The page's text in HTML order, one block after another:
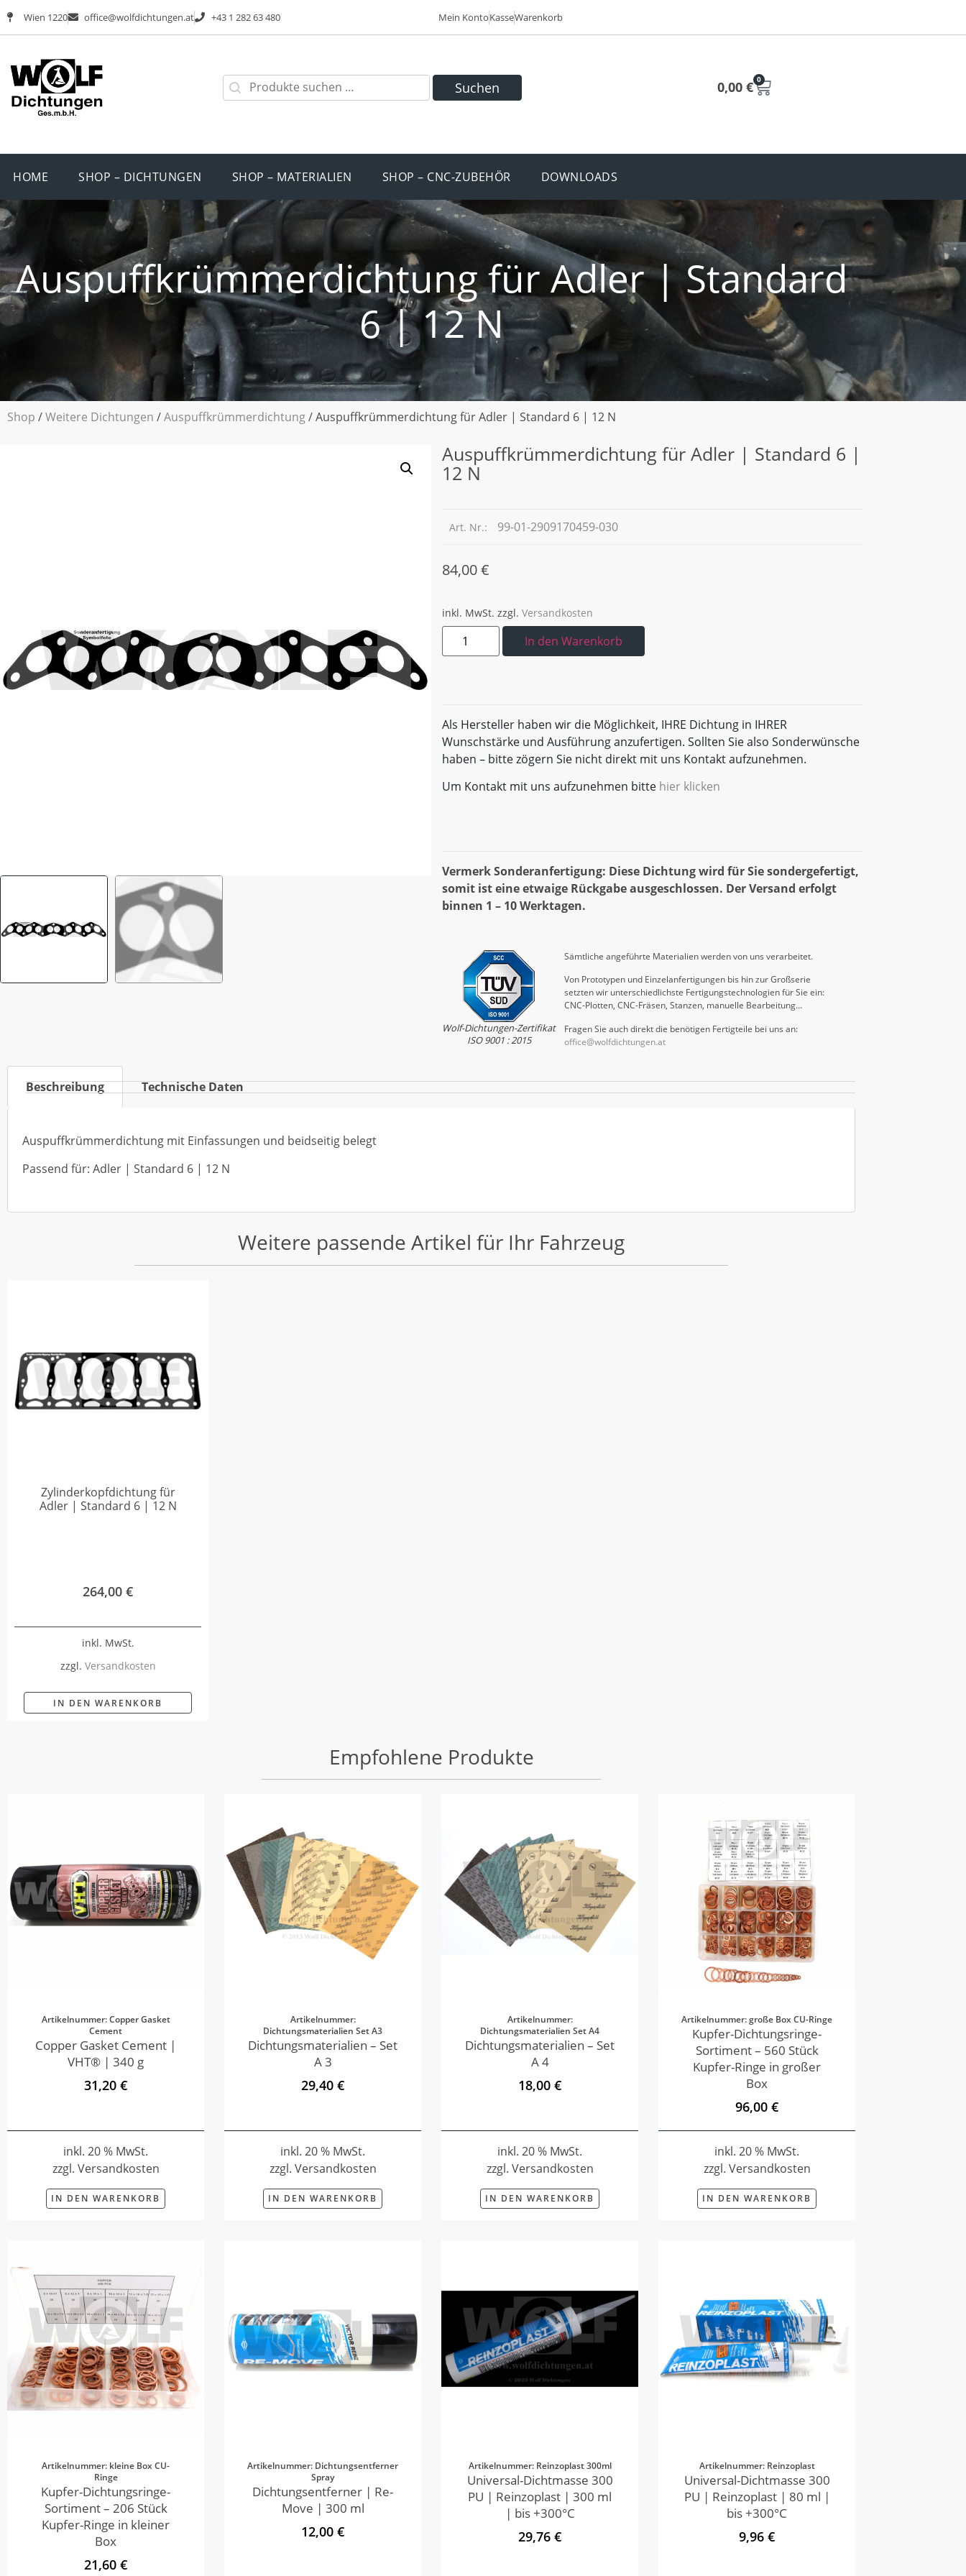
Wien 1220 office@wolfdichtungen.at +43 1 282 63 480 Mein KontoKasseWarenkorb
Suchen 0,00 € 0
HOME SHOP – DICHTUNGEN SHOP – MATERIALIEN SHOP – CNC-ZUBEHÖR DOWNLOADS
Auspuffkrümmerdichtung für Adler | Standard
6 | 12 N
Shop /Weitere Dichtungen /Auspuffkrümmerdichtung/ Auspuffkrümmerdichtung für Adler | Standard 6 | 12 N
Auspuffkrümmerdichtung für Adler | Standard 6 |
12 N
Art. Nr.: 99-01-2909170459-030
84,00€
inkl. MwSt. zzgl. Versandkosten
In den Warenkorb
Als Hersteller haben wir die Möglichkeit, IHRE Dichtung in IHRER
Wunschstärke und Ausführung anzufertigen. Sollten Sie also Sonderwünsche
haben – bitte zögern Sie nicht direkt mit uns Kontakt aufzunehmen.
Um Kontakt mit uns aufzunehmen bitte hier klicken
Vermerk Sonderanfertigung: Diese Dichtung wird für Sie sondergefertigt,
somit ist eine etwaige Rückgabe ausgeschlossen. Der Versand erfolgt
binnen 1 – 10 Werktagen.
Wolf-Dichtungen-Zertifikat
ISO 9001 : 2015
Sämtliche angeführte Materialien werden von uns verarbeitet.
Von Prototypen und Einzelanfertigungen bis hin zur Großserie
setzten wir unterschiedlichste Fertigungstechnologien für Sie ein:
CNC-Plotten, CNC-Fräsen, Stanzen, manuelle Bearbeitung…
Fragen Sie auch direkt die benötigen Fertigteile bei uns an:
office@wolfdichtungen.at
Beschreibung Technische Daten
Auspuffkrümmerdichtung mit Einfassungen und beidseitig belegt
Passend für: Adler | Standard 6 | 12 N
Weitere passende Artikel für Ihr Fahrzeug
Zylinderkopfdichtung für
Adler | Standard 6 | 12 N
264,00 €
inkl. MwSt.
zzgl. Versandkosten
IN DEN WARENKORB
Empfohlene Produkte
Artikelnummer: Copper Gasket
Cement
Copper Gasket Cement |
VHT® | 340 g
31,20 €
inkl. 20 % MwSt.
zzgl. Versandkosten
IN DEN WARENKORB
Artikelnummer:
Dichtungsmaterialien Set A3
Dichtungsmaterialien – Set
A 3
29,40 €
inkl. 20 % MwSt.
zzgl. Versandkosten
IN DEN WARENKORB
Artikelnummer:
Dichtungsmaterialien Set A4
Dichtungsmaterialien – Set
A 4
18,00 €
inkl. 20 % MwSt.
zzgl. Versandkosten
IN DEN WARENKORB
Artikelnummer: große Box CU-Ringe
Kupfer-Dichtungsringe-
Sortiment – 560 Stück
Kupfer-Ringe in großer
Box
96,00 €
inkl. 20 % MwSt.
zzgl. Versandkosten
IN DEN WARENKORB
Artikelnummer: kleine Box CU-
Ringe
Kupfer-Dichtungsringe-
Sortiment – 206 Stück
Kupfer-Ringe in kleiner
Box
21,60 €
Artikelnummer: Dichtungsentferner
Spray
Dichtungsentferner | Re-
Move | 300 ml
12,00 €
Artikelnummer: Reinzoplast 300ml
Universal-Dichtmasse 300
PU | Reinzoplast | 300 ml
| bis +300°C
29,76 €
Artikelnummer: Reinzoplast
Universal-Dichtmasse 300
PU | Reinzoplast | 80 ml |
bis +300°C
9,96 €